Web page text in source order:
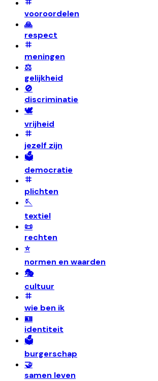
vooroordelen
🙏
respect
meningen
⚖️
gelijkheid
🚫
discriminatie
🕊️
vrijheid
jezelf zijn
🗳️
democratie
plichten
🪡
textiel
📜
rechten
⭐
normen en waarden
🎭
cultuur
wie ben ik
🪪
identiteit
🗳️
burgerschap
🤝
samen leven